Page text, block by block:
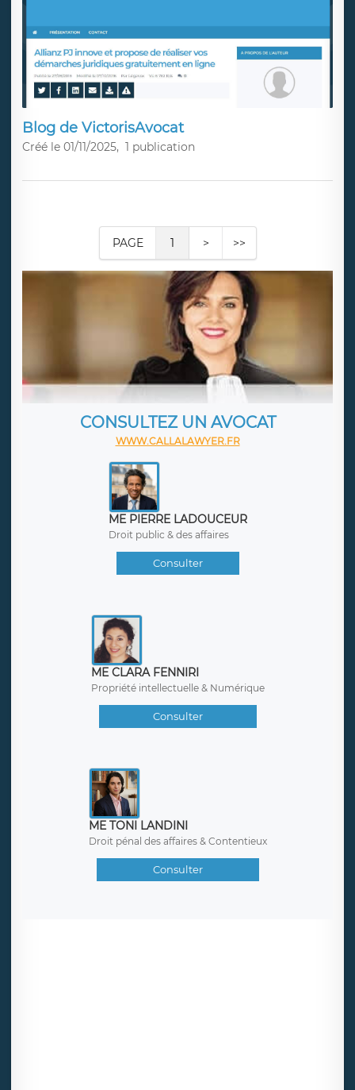
Blog de VictorisAvocat
Créé le 01/11/2025, 1 publication
PAGE 1 > >>
CONSULTEZ UN AVOCAT
WWW.CALLALAWYER.FR
ME PIERRE LADOUCEUR
Droit public & des affaires
Consulter
ME CLARA FENNIRI
Propriété intellectuelle & Numérique
Consulter
ME TONI LANDINI
Droit pénal des affaires & Contentieux
Consulter